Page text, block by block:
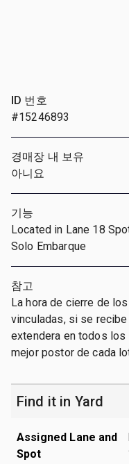
ID 번호
#15246893
경매장 내 보유
아니요
기능
Located in Lane 18
Solo Embarque
참고
La hora de cierre de
vinculadas, si se
extendera en todos los
mejor postor de cada
Find it in Yard
Assigned Lane and
Spot